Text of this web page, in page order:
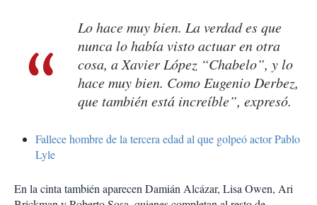
Lo hace muy bien. La verdad es que
nunca lo había visto actuar en otra
cosa, a Xavier López “Chabelo”, y lo
hace muy bien. Como Eugenio Derbez,
que también está increíble”, expresó.
Fallece hombre de la tercera edad al que golpeó actor Pablo
Lyle
En la cinta también aparecen Damián Alcázar, Lisa Owen, Ari